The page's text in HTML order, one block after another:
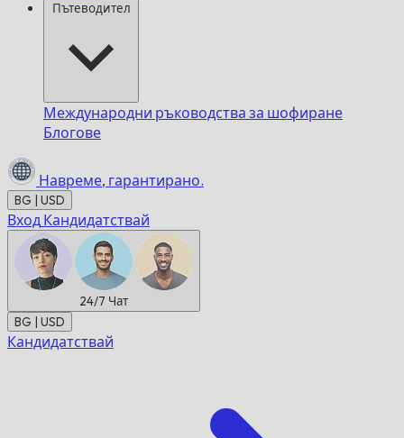
Пътеводител
Международни ръководства за шофиране
Блогове
Навреме, гарантирано.
BG | USD
Вход Кандидатствай
24/7 Чат
BG | USD
Кандидатствай